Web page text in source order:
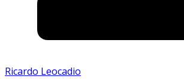
Ricardo Leocadio